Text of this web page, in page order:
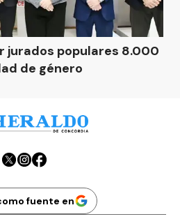
jurados populares 8.000
de género
fuente en